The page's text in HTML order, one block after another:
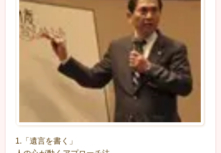
1.「遺言を書く」